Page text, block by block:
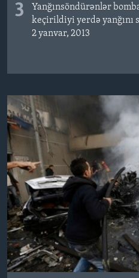
3
Yanğınsöndürənlər
keçirildiyi yerdə yanğını
2 yanvar, 2013